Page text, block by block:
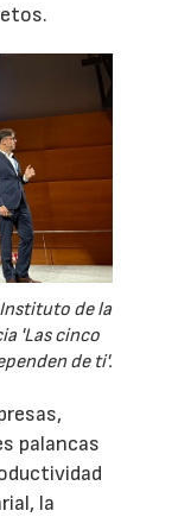
de la
'Las cinco
de ti'.
palancas
la